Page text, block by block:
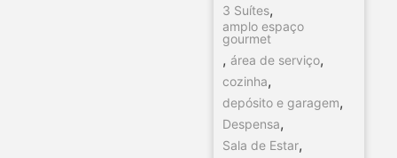
3 Suítes,
amplo espaço
gourmet
, área de serviço,
cozinha,
depósito e garagem,
Despensa,
Sala de Estar,